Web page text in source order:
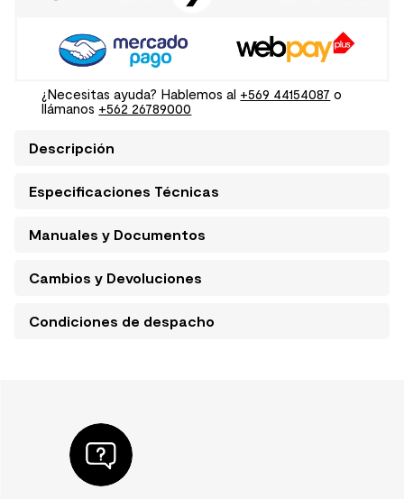
¿Necesitas ayuda? Hablemos al +569 44154087 o
llámanos +562 26789000
Descripción
Especificaciones Técnicas
Manuales y Documentos
Cambios y Devoluciones
Condiciones de despacho